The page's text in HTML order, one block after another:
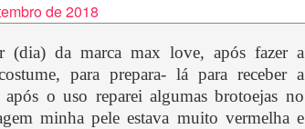
de 2018
(dia) da marca max love, após fazer a
para prepara- lá para receber a
o uso reparei algumas brotoejas no
minha pele estava muito vermelha e